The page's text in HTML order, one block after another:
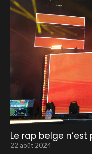
Le rap belge
22 août 2024